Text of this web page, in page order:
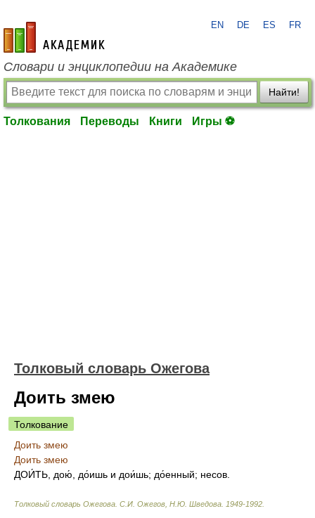
academic.ru
EN DE ES FR
Словари и энциклопедии на Академике
Найти!
Толкования Переводы Книги Игры ⚽
Толковый словарь Ожегова
Доить змею
Толкование
Доить змею
Доить змею
ДОИ́ТЬ, дою́, до́ишь и дои́шь; до́енный; несов.
Толковый словарь Ожегова С.И. Ожегов, Н.Ю. Шведова. 1949-1992